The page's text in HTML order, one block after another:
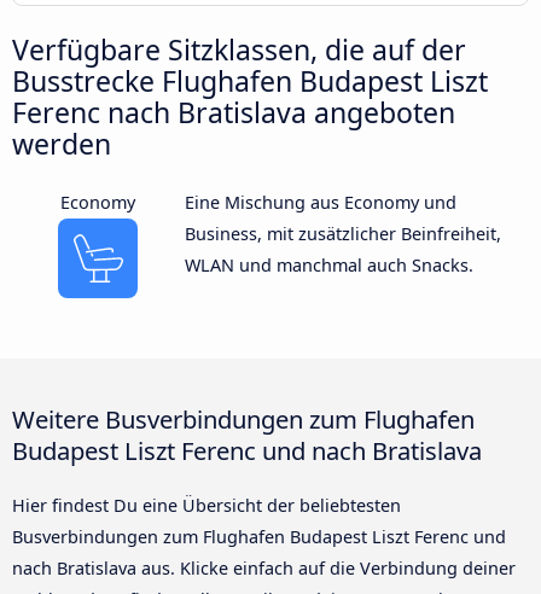
Verfügbare Sitzklassen, die auf der
Busstrecke Flughafen Budapest Liszt
Ferenc nach Bratislava angeboten
werden
Economy
Eine Mischung aus Economy und
Business, mit zusätzlicher Beinfreiheit,
WLAN und manchmal auch Snacks.
Weitere Busverbindungen zum Flughafen
Budapest Liszt Ferenc und nach Bratislava
Hier findest Du eine Übersicht der beliebtesten
Busverbindungen zum Flughafen Budapest Liszt Ferenc und
nach Bratislava aus. Klicke einfach auf die Verbindung deiner